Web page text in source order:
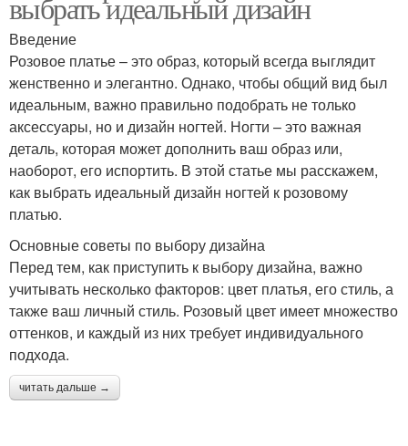
выбрать идеальный дизайн
Введение
Розовое платье – это образ, который всегда выглядит
женственно и элегантно. Однако, чтобы общий вид был
идеальным, важно правильно подобрать не только
аксессуары, но и дизайн ногтей. Ногти – это важная
деталь, которая может дополнить ваш образ или,
наоборот, его испортить. В этой статье мы расскажем,
как выбрать идеальный дизайн ногтей к розовому
платью.
Основные советы по выбору дизайна
Перед тем, как приступить к выбору дизайна, важно
учитывать несколько факторов: цвет платья, его стиль, а
также ваш личный стиль. Розовый цвет имеет множество
оттенков, и каждый из них требует индивидуального
подхода.
читать дальше →